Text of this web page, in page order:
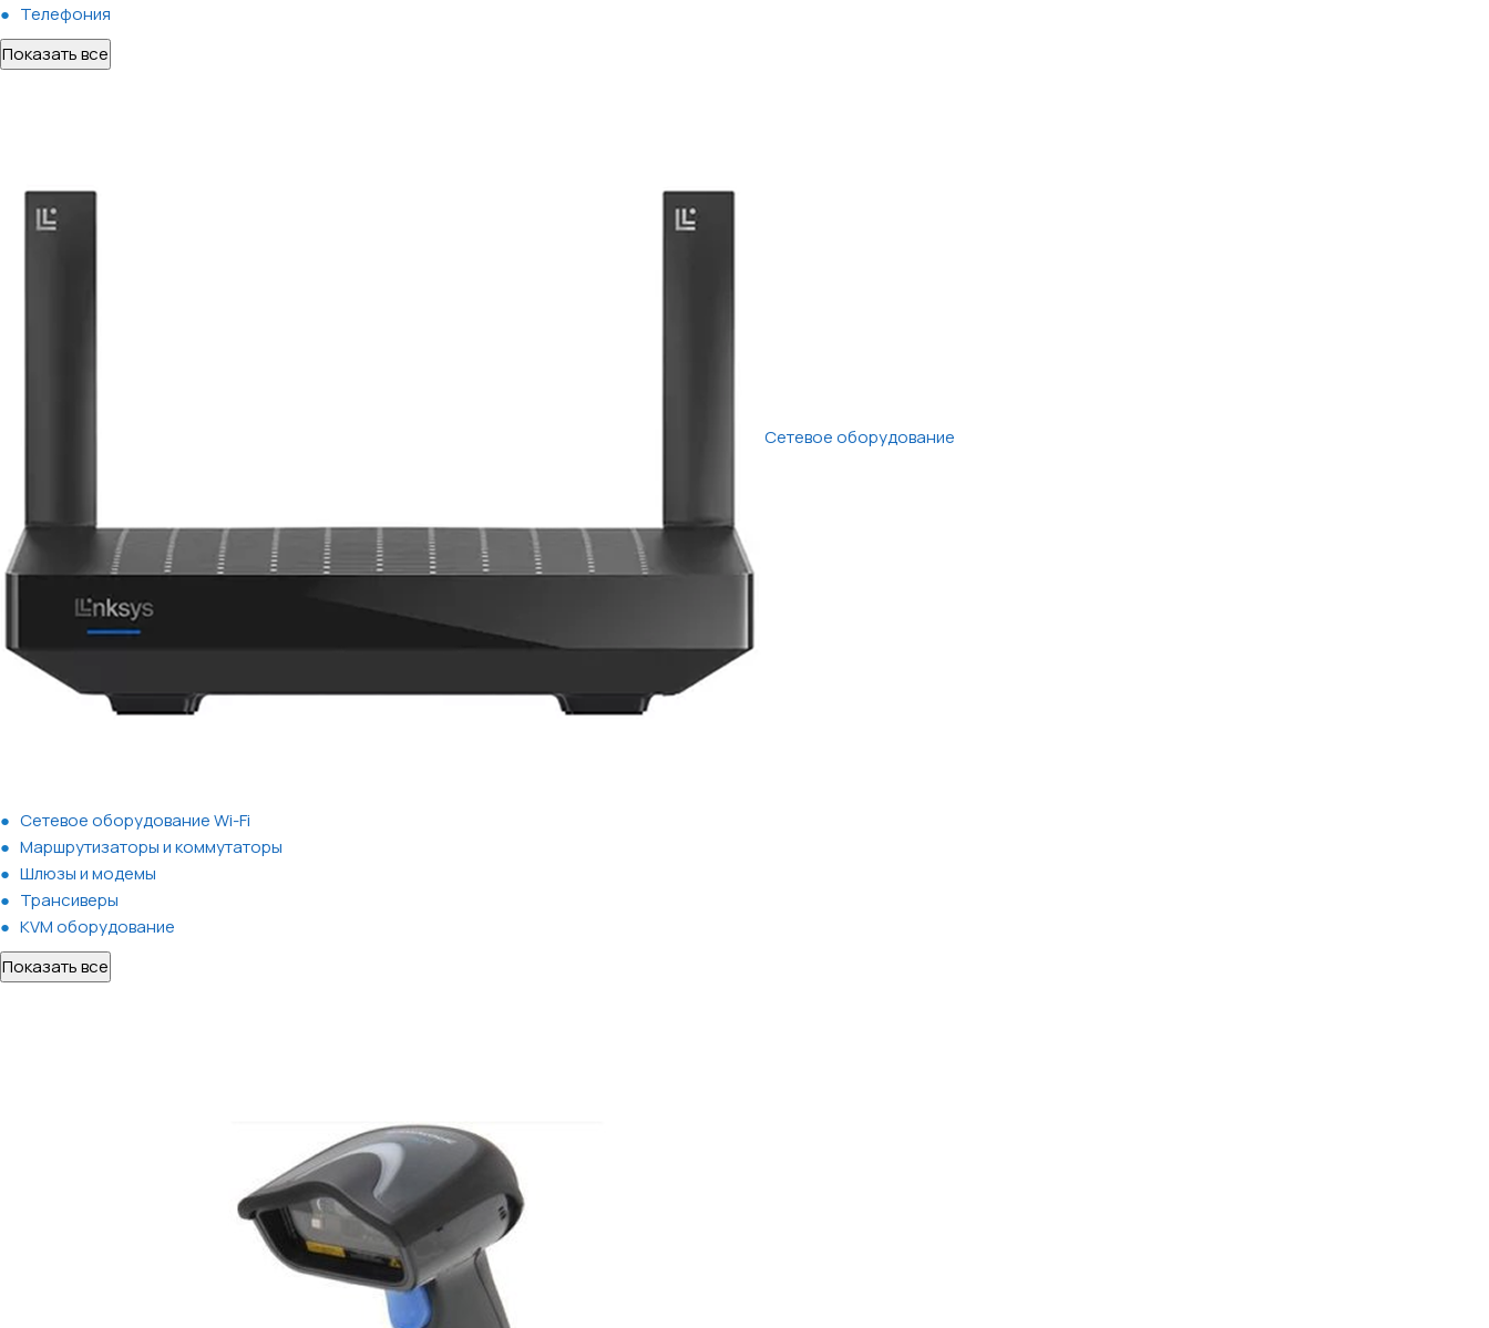
Телефония
Показать все
Сетевое оборудование
Сетевое оборудование Wi-Fi
Маршрутизаторы и коммутаторы
Шлюзы и модемы
Трансиверы
KVM оборудование
Показать все